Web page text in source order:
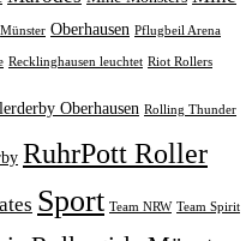
Münster Oberhausen Pflugbeil Arena
Recklinghausen leuchtet Riot Rollers
Oberhausen Rolling Thunder
RuhrPott Roller
Sport Team NRW Team Spirit